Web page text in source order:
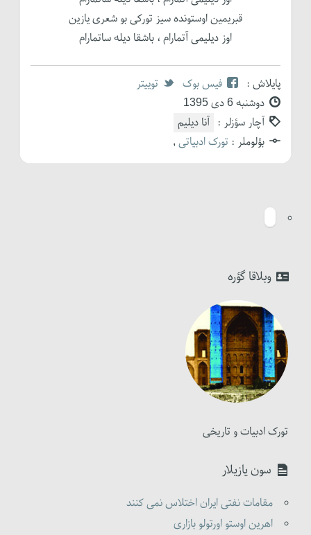
قبریمین اوستونده سیز تورکی بو شعری یازین
اوز دیلیمی آتمارام ، باشقا دیله ساتمارام
پایلاش : فیس بوک
توییتر
دوشنبه 6 دی 1395
آچار سؤزلر : آنا دیلیم
بؤلوملر : تورک ادبیاتی ,
وبلاقا گؤره
تورک ادبیات و تاریخی
سون یازیلار
مقامات نفتی ایران اختلاس نمی کنند
اهرین اوستو اورتولو بازاری